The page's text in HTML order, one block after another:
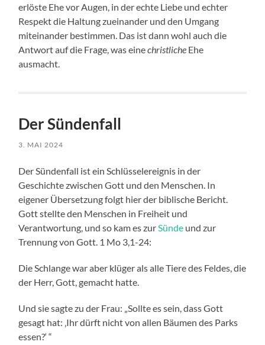
erlöste Ehe vor Augen, in der echte Liebe und echter
Respekt die Haltung zueinander und den Umgang
miteinander bestimmen. Das ist dann wohl auch die
Antwort auf die Frage, was einechristliche Ehe
ausmacht.
Der Sündenfall
3. MAI 2024
Der Sündenfall ist ein Schlüsselereignis in der
Geschichte zwischen Gott und den Menschen. In
eigener Übersetzung folgt hier der biblische Bericht.
Gott stellte den Menschen in Freiheit und
Verantwortung, und so kam es zurSünde und zur
Trennung von Gott. 1 Mo 3,1-24:
Die Schlange war aber klüger als alle Tiere des Feldes, die
der Herr, Gott, gemacht hatte.
Und sie sagte zu der Frau: „Sollte es sein, dass Gott
gesagt hat: ‚Ihr dürft nicht von allen Bäumen des Parks
essen?‘ “